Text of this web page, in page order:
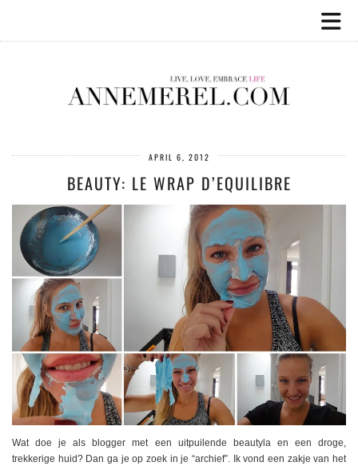
APRIL 6, 2012
BEAUTY: LE WRAP D’EQUILIBRE
Wat doe je als blogger met een uitpuilende beautyla en een droge,
trekkerige huid? Dan ga je op zoek in je “archief”. Ik vond een zakje van het